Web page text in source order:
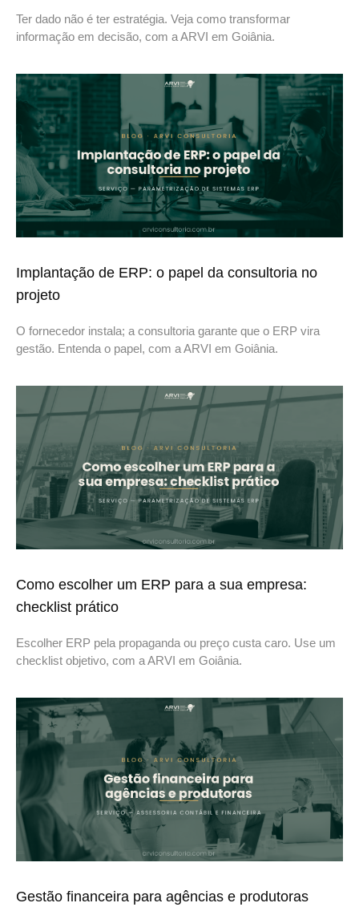
Ter dado não é ter estratégia. Veja como transformar
informação em decisão, com a ARVI em Goiânia.
Implantação de ERP: o papel da consultoria no
projeto
O fornecedor instala; a consultoria garante que o ERP vira
gestão. Entenda o papel, com a ARVI em Goiânia.
Como escolher um ERP para a sua empresa:
checklist prático
Escolher ERP pela propaganda ou preço custa caro. Use um
checklist objetivo, com a ARVI em Goiânia.
Gestão financeira para agências e produtoras